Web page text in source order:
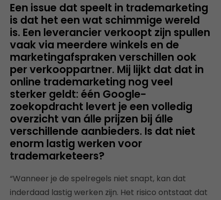
Een issue dat speelt in trademarketing
is dat het een wat schimmige wereld
is. Een leverancier verkoopt zijn spullen
vaak via meerdere winkels en de
marketingafspraken verschillen ook
per verkooppartner. Mij lijkt dat dat in
online trademarketing nog veel
sterker geldt: één Google-
zoekopdracht levert je een volledig
overzicht van álle prijzen bij álle
verschillende aanbieders. Is dat niet
enorm lastig werken voor
trademarketeers?
“Wanneer je de spelregels niet snapt, kan dat
inderdaad lastig werken zijn. Het risico ontstaat dat